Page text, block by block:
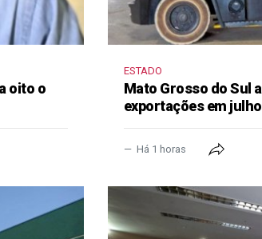
oito o
ESTADO
Mato Grosso do Sul
exportações em julho
Há 1 horas